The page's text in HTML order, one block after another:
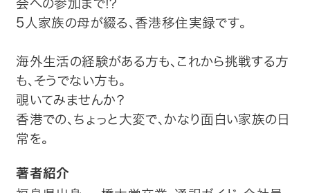
会への参加まで!?
5人家族の母が綴る、香港移住実録です。
海外生活の経験がある方も、これから挑戦する方
も、そうでない方も。
覗いてみませんか？
香港での、ちょっと大変で、かなり面白い家族の日
常を。
著者紹介